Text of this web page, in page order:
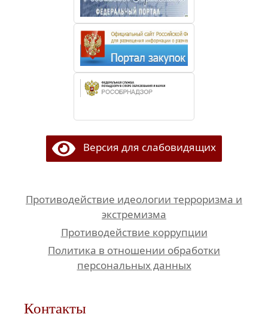
Версия для слабовидящих
Противодействие идеологии терроризма и
экстремизма
Противодействие коррупции
Политика в отношении обработки
персональных данных
Контакты